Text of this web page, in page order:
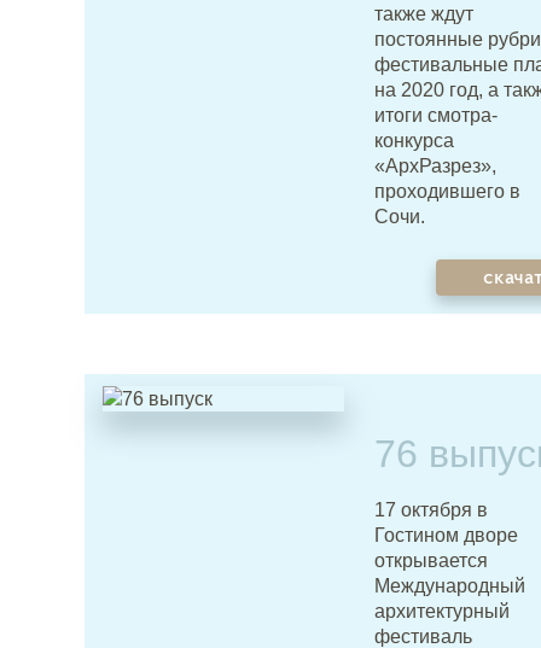
также ждут
постоянные
фестивальные
на 2020 год, а
итоги смотра-
конкурса
«АрхРазрез»,
проходившего в
Сочи.
76
17 октября в
Гостином дворе
открывается
Международный
архитектурный
фестиваль